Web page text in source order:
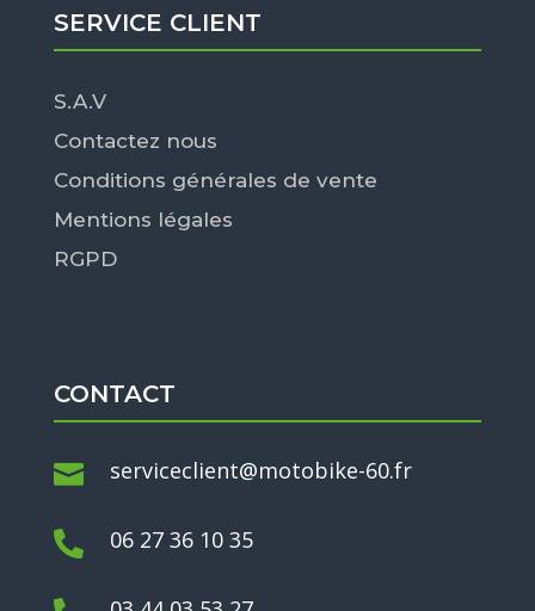
SERVICE CLIENT
S.A.V
Contactez nous
Conditions générales de vente
Mentions légales
RGPD
CONTACT
 serviceclient@motobike-60.fr
 06 27 36 10 35